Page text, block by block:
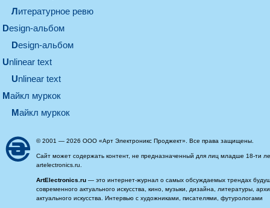
литературное ревю
design-альбом
design-альбом
unlinear text
Unlinear text
майкл муркок
майкл муркок
© 2001 — 2026 ООО «Арт Электроникс Проджект». Все права защищены.
Сайт может содержать контент, не предназначенный для лиц младше 18-ти
artelectronics.ru.
ArtElectronics.ru — это интернет-журнал о самых обсуждаемых трендах
современного актуального искусства, кино, музыки, дизайна, литературы,
актуального искусства. Интервью с художниками, писателями, футурологами